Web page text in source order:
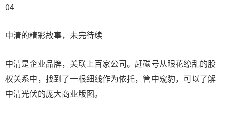
04
中清的精彩故事，未完待续
中清是企业品牌，关联上百家公司。赶碳号从眼花缭乱的股
权关系中，找到了一根细线作为依托，管中窥豹，可以了解
中清光伏的庞大商业版图。